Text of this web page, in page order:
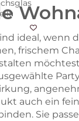
ideal, wenn
frischem
auch ein
Sie